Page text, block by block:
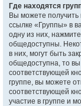
Где находятся
Вы можете
ссылке «Группы» в
одну из них,
общедоступны.
в них, могут быть
общедоступна, то
соответствующей
группе, вы можете
соответствующей
участие в группе и